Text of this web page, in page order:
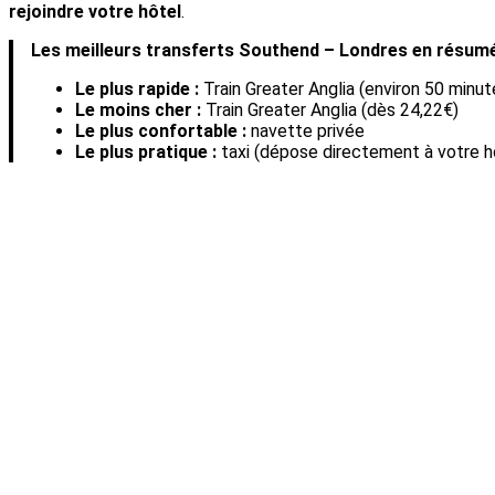
rejoindre votre hôtel .
Les meilleurs transferts Southend – Londres en
Le plus rapide : Train Greater Anglia (environ 50
Le moins cher : Train Greater Anglia (dès 24,22€)
Le plus confortable : navette privée
Le plus pratique : taxi (dépose directement à votre